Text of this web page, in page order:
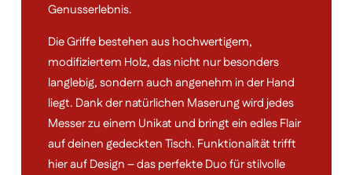
Genusserlebnis.
Die Griffe bestehen aus hochwertigem,
modifiziertem Holz, das nicht nur besonders
langlebig, sondern auch angenehm in der Hand
liegt. Dank der natürlichen Maserung wird jedes
Messer zu einem Unikat und bringt ein edles Flair
auf deinen gedeckten Tisch. Funktionalität trifft
hier auf Design – das perfekte Duo für stilvolle